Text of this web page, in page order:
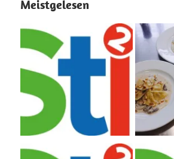
Meistgelesen